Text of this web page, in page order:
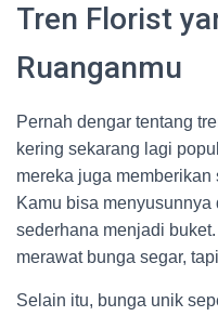
Tren Florist
Ruanganmu
Pernah dengar tentang
kering sekarang lagi
mereka juga
Kamu bisa
sederhana menjadi
merawat bunga segar,
Selain itu, bunga unik